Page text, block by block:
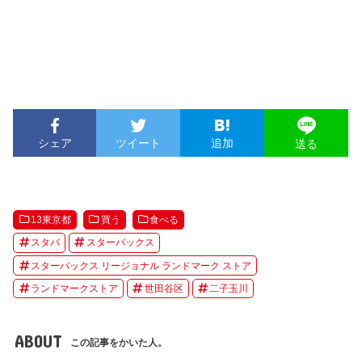
シェア ツイート 追加 送る
13東京都 買う 食べる
スタバ スターバックス
スターバックス リージョナル ランドマーク ストア
ランドマークストア 世田谷区 二子玉川
ABOUT この記事をかいた人。